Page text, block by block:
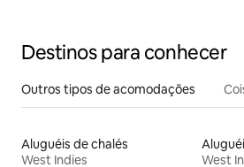
Destinos para conhecer
Outros tipos de acomodações
Aluguéis de chalés
West Indies
West